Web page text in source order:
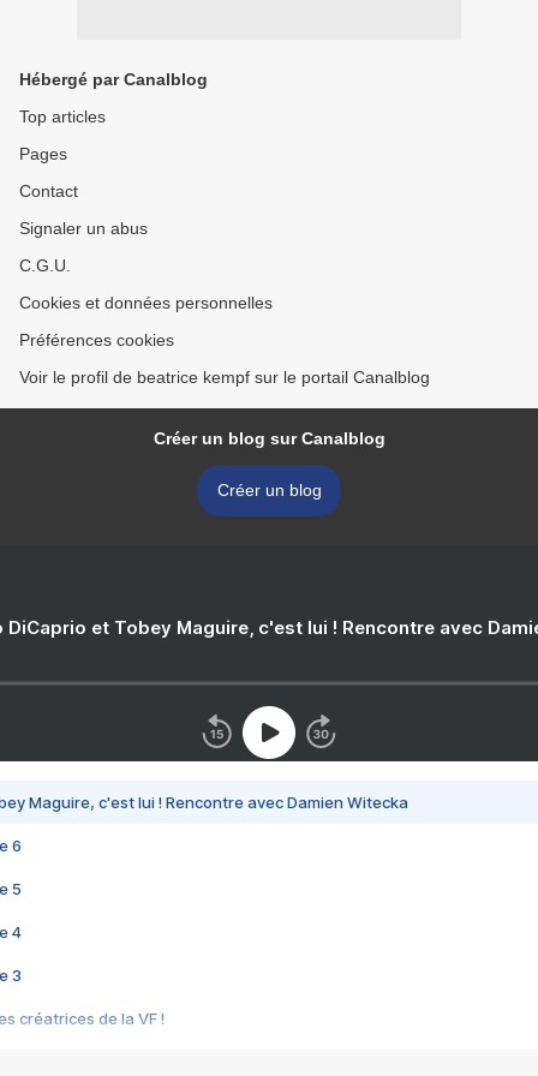
Hébergé par Canalblog
Top articles
Pages
Contact
Signaler un abus
C.G.U.
Cookies et données personnelles
Préférences cookies
Voir le profil de beatrice kempf sur le portail Canalblog
Créer un blog sur Canalblog
Créer un blog
DiCaprio et Tobey Maguire, c'est lui ! Rencontre avec
Maguire, c'est lui ! Rencontre avec Damien Witecka
6
5
4
3
créatrices de la VF !